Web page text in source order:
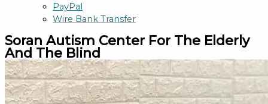
PayPal
Wire Bank Transfer
Soran Autism Center For The Elderly
And The Blind